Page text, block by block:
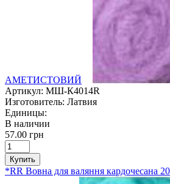
АМЕТИСТОВИЙ
Артикул: МШ-К4014R
Изготовитель: Латвия
Единицы:
В наличии
57.00 грн
Купить
*RR Вовна для валяння